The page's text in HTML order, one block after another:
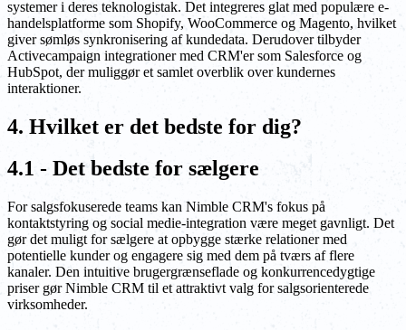
systemer i deres teknologistak. Det integreres glat med populære e-
handelsplatforme som Shopify, WooCommerce og Magento, hvilket
giver sømløs synkronisering af kundedata. Derudover tilbyder
Activecampaign integrationer med CRM'er som Salesforce og
HubSpot, der muliggør et samlet overblik over kundernes
interaktioner.
4. Hvilket er det bedste for dig?
4.1 - Det bedste for sælgere
For salgsfokuserede teams kan Nimble CRM's fokus på
kontaktstyring og social medie-integration være meget gavnligt. Det
gør det muligt for sælgere at opbygge stærke relationer med
potentielle kunder og engagere sig med dem på tværs af flere
kanaler. Den intuitive brugergrænseflade og konkurrencedygtige
priser gør Nimble CRM til et attraktivt valg for salgsorienterede
virksomheder.